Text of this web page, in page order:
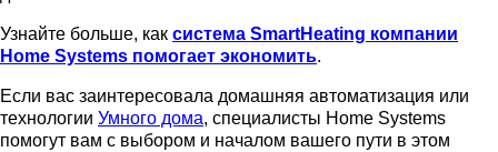
Узнайте больше, как система SmartHeating компании
Home Systems помогает экономить.
Если вас заинтересовала домашняя автоматизация или
технологии Умного дома, специалисты Home Systems
помогут вам с выбором и началом вашего пути в этом